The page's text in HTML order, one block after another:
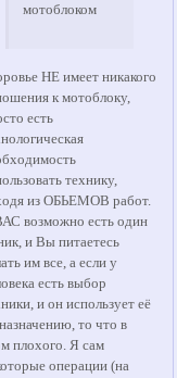
мотоблоком
НЕ имеет никакого
к мотоблоку,
есть
технику,
из ОБЬЕМОВ работ.
возможно есть один
и Вы питаетесь
им все, а если у
есть выбор
и он использует её
то что в
плохого. Я сам
операции (на